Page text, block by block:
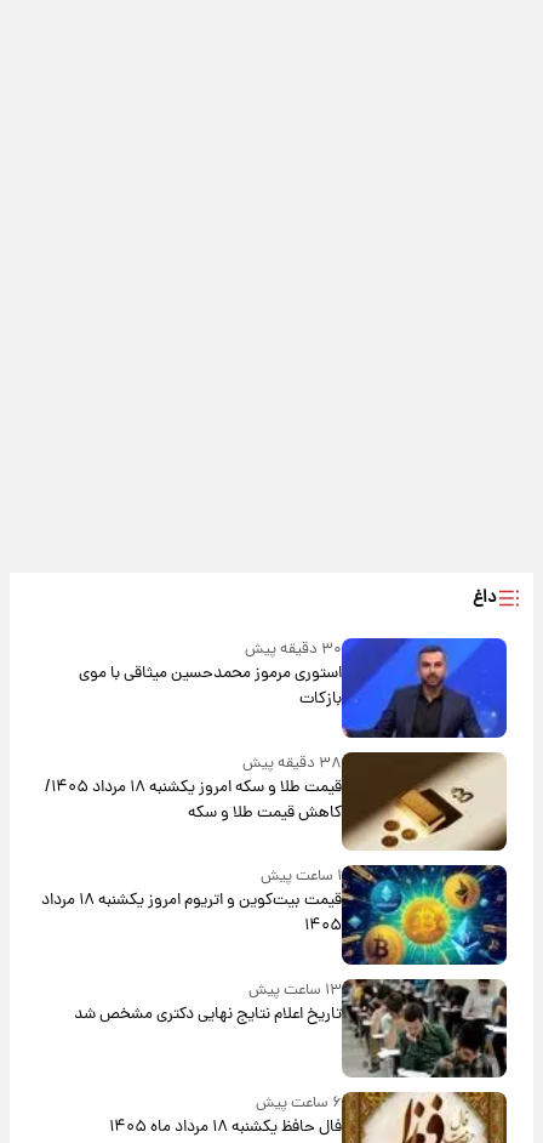
داغ
۳۰ دقیقه پیش
استوری مرموز محمدحسین میثاقی با موی
بازکات
۳۸ دقیقه پیش
قیمت طلا و سکه امروز یکشنبه ۱۸ مرداد ۱۴۰۵/
کاهش قیمت طلا و سکه
۱ ساعت پیش
قیمت بیت‌کوین و اتریوم امروز یکشنبه ۱۸ مرداد
۱۴۰۵
۱۳ ساعت پیش
تاریخ اعلام نتایج نهایی دکتری مشخص شد
۶ ساعت پیش
فال حافظ یکشنبه ۱۸ مرداد ماه ۱۴۰۵